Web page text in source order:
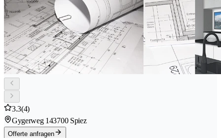
3.3(4)
Gygerweg 143700 Spiez
Offerte anfragen